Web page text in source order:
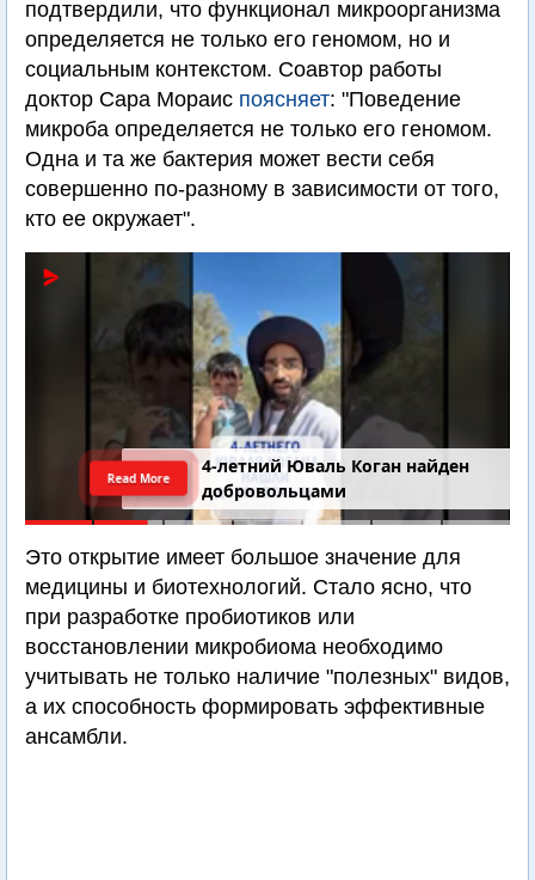
подтвердили, что функционал микроорганизма
определяется не только его геномом, но и
социальным контекстом. Соавтор работы
доктор Сара Мораис поясняет: "Поведение
микроба определяется не только его геномом.
Одна и та же бактерия может вести себя
совершенно по-разному в зависимости от того,
кто ее окружает".
4-летний Юваль Коган найден
добровольцами
Read More
Это открытие имеет большое значение для
медицины и биотехнологий. Стало ясно, что
при разработке пробиотиков или
восстановлении микробиома необходимо
учитывать не только наличие "полезных" видов,
а их способность формировать эффективные
ансамбли.